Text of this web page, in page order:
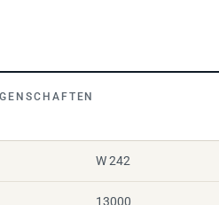
W 242
13000